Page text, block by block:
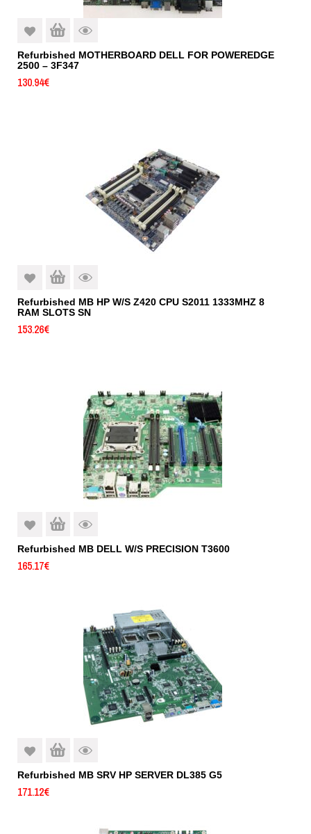
Refurbished MOTHERBOARD DELL FOR POWEREDGE
2500 – 3F347
130.94€
Refurbished MB HP W/S Z420 CPU S2011 1333MHZ 8
RAM SLOTS SN
153.26€
Refurbished MB DELL W/S PRECISION T3600
165.17€
Refurbished MB SRV HP SERVER DL385 G5
171.12€